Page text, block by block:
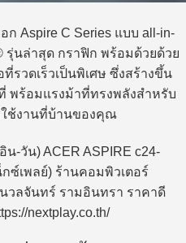
Aspire C Series แบบ all-in-
รุ่นล่าสุด กราฟิก พร้อมด้วยด้วย
รวดเร็วเป็นพิเศษ ซึ่งสร้างขึ้น
พร้อมแรงม้าที่ทรงพลังสำหรับ
ใช้งานที่บ้านของคุณ